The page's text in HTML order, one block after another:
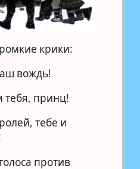
крики:
вождь!
тебя, принц!
тебе и
против